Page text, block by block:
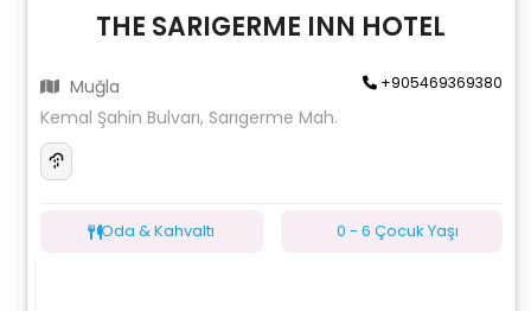
THE SARIGERME INN HOTEL
Muğla +905469369380
Kemal Şahin Bulvarı, Sarıgerme Mah.
Oda & Kahvaltı 0 - 6 Çocuk Yaşı